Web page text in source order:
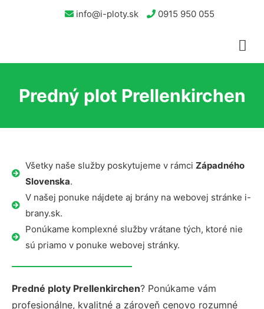
info@i-ploty.sk 0915 950 055
Predný plot Prellenkirchen
Všetky naše služby poskytujeme v rámci Západného
Slovenska.
V našej ponuke nájdete aj brány na webovej stránke i-
brany.sk.
Ponúkame komplexné služby vrátane tých, ktoré nie
sú priamo v ponuke webovej stránky.
Predné ploty Prellenkirchen? Ponúkame vám
profesionálne, kvalitné a zároveň cenovo rozumné